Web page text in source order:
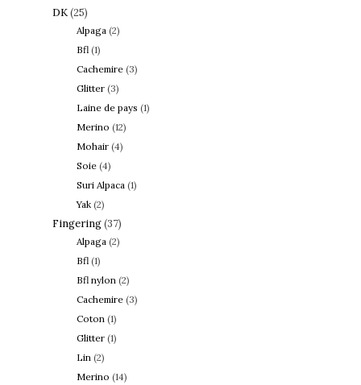
DK(25)
Alpaga (2)
Bfl (1)
Cachemire (3)
Glitter (3)
Laine de pays (1)
Merino (12)
Mohair (4)
Soie (4)
Suri Alpaca (1)
Yak (2)
Fingering(37)
Alpaga (2)
Bfl (1)
Bfl nylon (2)
Cachemire (3)
Coton (1)
Glitter (1)
Lin (2)
Merino (14)